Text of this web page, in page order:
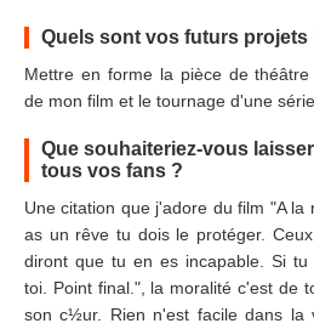
Quels sont vos futurs projets
Mettre en forme la pièce de
de mon film et le tournage d'une
Que souhaiteriez-vous
tous vos fans ?
Une citation que j'adore du film "A la
as un rêve tu dois le protéger.
diront que tu en es incapable. Si
toi. Point final.", la moralité c'est de
son c½ur. Rien n'est facile dans la